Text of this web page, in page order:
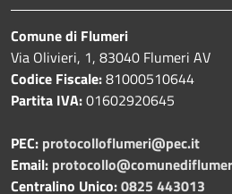
Comune di Flumeri
Via Olivieri, 1, 83040 Flumeri AV
Codice Fiscale:81000510644
Partita IVA:01602920645
PEC: protocolloflumeri@pec.it
Email:
Centralino Unico:0825 443013